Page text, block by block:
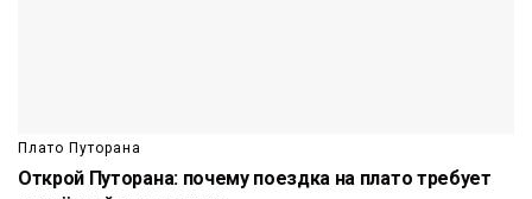
Плато Путорана
Открой Путорана: почему поездка на плато требует